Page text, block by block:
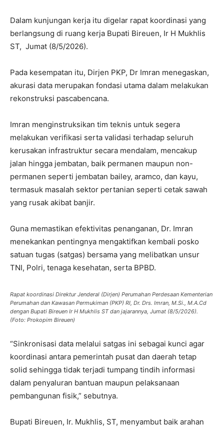
Dalam kunjungan kerja itu digelar rapat koordinasi yang
berlangsung di ruang kerja Bupati Bireuen, Ir H Mukhlis
ST, Jumat (8/5/2026).
Pada kesempatan itu, Dirjen PKP, Dr Imran menegaskan,
akurasi data merupakan fondasi utama dalam melakukan
rekonstruksi pascabencana.
Imran menginstruksikan tim teknis untuk segera
melakukan verifikasi serta validasi terhadap seluruh
kerusakan infrastruktur secara mendalam, mencakup
jalan hingga jembatan, baik permanen maupun non-
permanen seperti jembatan bailey, aramco, dan kayu,
termasuk masalah sektor pertanian seperti cetak sawah
yang rusak akibat banjir.
Guna memastikan efektivitas penanganan, Dr. Imran
menekankan pentingnya mengaktifkan kembali posko
satuan tugas (satgas) bersama yang melibatkan unsur
TNI, Polri, tenaga kesehatan, serta BPBD.
Rapat koordinasi Direktur Jenderal (Dirjen) Perumahan Perdesaan Kementerian
Perumahan dan Kawasan Permukiman (PKP) RI, Dr. Drs. Imran, M.Si., M.A.Cd
dengan Bupati Bireuen Ir H Mukhlis ST dan jajarannya, Jumat (8/5/2026).
(Foto: Prokopim Bireuen)
“Sinkronisasi data melalui satgas ini sebagai kunci agar
koordinasi antara pemerintah pusat dan daerah tetap
solid sehingga tidak terjadi tumpang tindih informasi
dalam penyaluran bantuan maupun pelaksanaan
pembangunan fisik,” sebutnya.
Bupati Bireuen, Ir. Mukhlis, ST, menyambut baik arahan